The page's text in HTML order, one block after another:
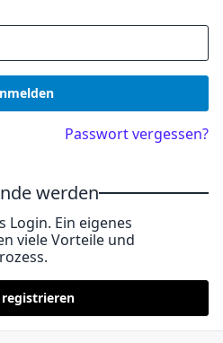
Passwort vergessen?
werden
Login. Ein eigenes
viele Vorteile und
registrieren